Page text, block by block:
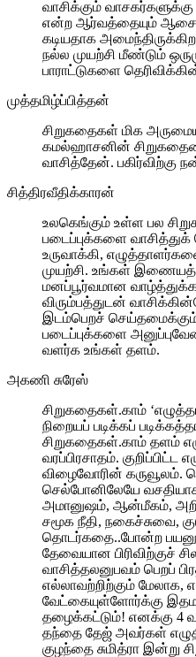
வாசிக்கும்
என்ற ஆர்வத்தையும்
கடியதாக
நல்ல முயற்சி மீண்டும்
பாராட்டுகளை
முத்தமிழ்ப்பித்தன்
சிறுகதைகள் மிக
கமல்ஹாசனின்
வாசித்தேன். பகிர்விற்கு
சித்திரவீதிக்காரன்
உலகெங்கும் உள்ள பல
படைப்புக்களை
உருவாக்கி,
முயற்சி. உங்கள்
மனப்பூர்வமான
விரும்பத்துடன்
இடம்பெறச் செய்தமைக்கும்
படைப்புக்களை
வளர்க உங்கள் தளம்.
அகணி சுரேஸ்
சிறுகதைகள்.காம்
நிறையப் படிக்கப்
சிறுகதைகள்.காம் தளம்
வரப்பிரசாதம்.
விழைவோரின் கருவூலம்.
செல்போனிலேயே
அமானுஷம், ஆன்மீகம்,
சமூக நீதி, நகைச்சுவை,
தொடர்கதை..போன்ற
தேவையான பிரிவிற்குச்
வாசித்தலனுபவம் பெறப்
எல்லாவற்றிற்கும் மேலாக,
வேட்கையுள்ளோர்க்கு
தழைக்கட்டும்! எனக்கு 4
தந்தை தேஜ் அவர்கள்
குழந்தை சுமித்ரா இன்று